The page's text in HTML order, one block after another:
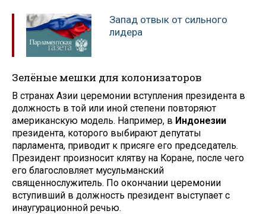
Запад отвык от сильного
лидера
Зелёные мешки для колонизаторов
В странах Азии церемонии вступления президента в
должность в той или иной степени повторяют
американскую модель. Например, в Индонезии
президента, которого выбирают депутаты
парламента, приводит к присяге его председатель.
Президент произносит клятву на Коране, после чего
его благословляет мусульманский
священнослужитель. По окончании церемонии
вступивший в должность президент выступает с
инаугурационной речью.